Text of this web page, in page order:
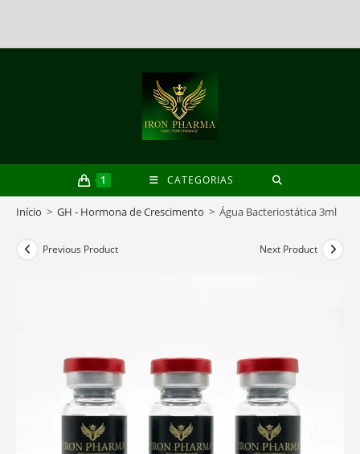
1 CATEGORIAS
Início > GH - Hormona de Crescimento > Água Bacteriostática 3ml
Previous Product Next Product